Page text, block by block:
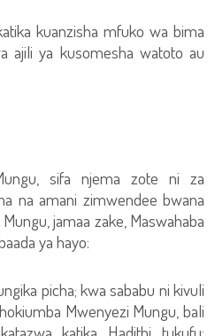
kuanzisha mfuko wa bima
ajili ya kusomesha watoto au
sifa njema zote ni za
na amani zimwendee bwana
jamaa zake, Maswahaba
ya hayo:
picha; kwa sababu ni kivuli
Mwenyezi Mungu, bali